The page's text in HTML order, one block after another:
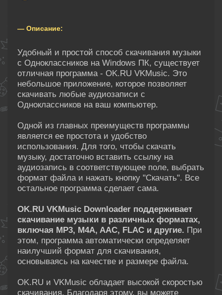
— Описание:
Удобный и простой способ скачивания музыки
с Одноклассников на Windows ПК, существует
отличная программа - OK.RU VKMusic. Это
небольшое приложение, которое позволяет
скачивать любые аудиозаписи с
Одноклассников на ваш компьютер.
Одной из главных преимуществ программы
является ее простота и удобство
использования. Для того, чтобы скачать
музыку, достаточно вставить ссылку на
аудиозапись в соответствующее поле, выбрать
формат файла и нажать кнопку "Скачать". Все
остальное программа сделает сама.
OK.RU VKMusic Downloader поддерживает
скачивание музыки в различных форматах,
включая MP3, M4A, AAC, FLAC и другие. При
этом, программа автоматически определяет
наилучший формат для скачивания,
основываясь на качестве и размере файла.
OK.RU и VKMusic обладает высокой скоростью
скачивания. Благодаря этому, вы можете